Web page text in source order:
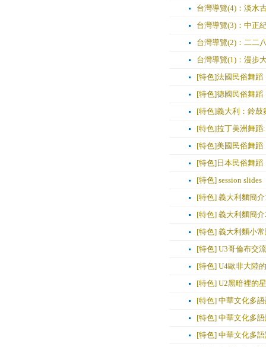
台灣導覽(4)：淡水
台灣導覽(3)：中正
台灣導覽(2)：二二
台灣導覽(1)：漫步
[特色]法國民俗舞蹈
[特色]德國民俗舞蹈
[特色]義大利：鈴鼓
[特色]拉丁美洲舞蹈:
[特色]美國民俗舞蹈
[特色]日本民俗舞蹈
[特色] session slides
[特色] 義大利麵簡
[特色] 義大利麵簡
[特色] 義大利麵小
[特色] U3哥倫布交
[特色] U4歐非大陸
[特色] U2黑暗裡的
[特色] 中華文化多
[特色] 中華文化多
[特色] 中華文化多